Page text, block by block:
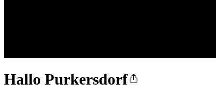
Hallo Purkersdorf